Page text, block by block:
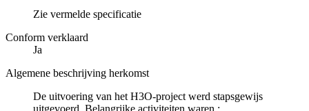
Zie vermelde specificatie
Conform verklaard
Ja
Algemene beschrijving herkomst
De uitvoering van het H3O-project werd stapsgewijs
uitgevoerd. Belangrijke activiteiten waren :